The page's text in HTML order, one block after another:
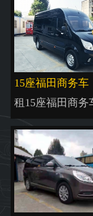
15座福田商务车
租15座福田商务